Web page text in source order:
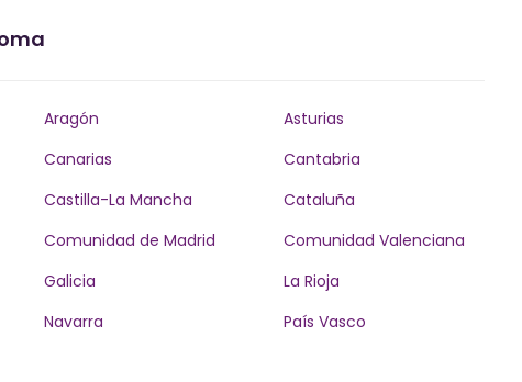
Aragón
Asturias
Canarias
Cantabria
Castilla-La Mancha
Cataluña
Comunidad de Madrid
Comunidad Valenciana
Galicia
La Rioja
Navarra
País Vasco